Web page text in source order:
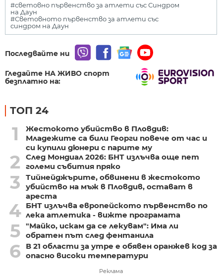
#световно първенство за атлети със Синдром
на Даун
#Световното първенство за атлети със
синдром на Даун
Последвайте ни
Гледайте НА ЖИВО спорт
безплатно на:
ТОП 24
1
Жестокото убийство в Пловдив:
Младежите са били Георги повече от час и
си купили дюнери с парите му
2
След Мондиал 2026: БНТ излъчва още пет
големи събития пряко
3
Тийнейджърите, обвинени в жестокото
убийство на мъж в Пловдив, остават в
ареста
4 БНТ излъчва европейското първенство по
лека атлетика - вижте програмата
5 "Майко, искам да се лекувам": Има ли
обратен път след фентанила
6
В 21 области за утре е обявен оранжев код за
опасно високи температури
Реклама